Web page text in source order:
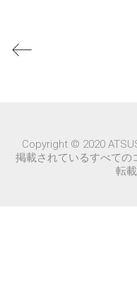
Copyright © 2020
掲載されているすべての
転